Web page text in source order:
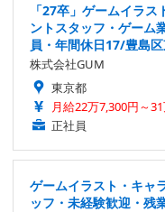
「27卒」ゲームイラ
ントスタッフ・ゲーム
員・年間休日17/豊島
株式会社GUM
東京都
月給22万7,300円～
正社員
ゲームイラスト・キャ
ッフ・未経験歓迎・残